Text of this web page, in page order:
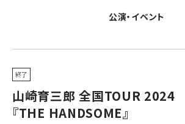
公演・イベント
終了
山崎育三郎 全国TOUR 2024
『THE HANDSOME』